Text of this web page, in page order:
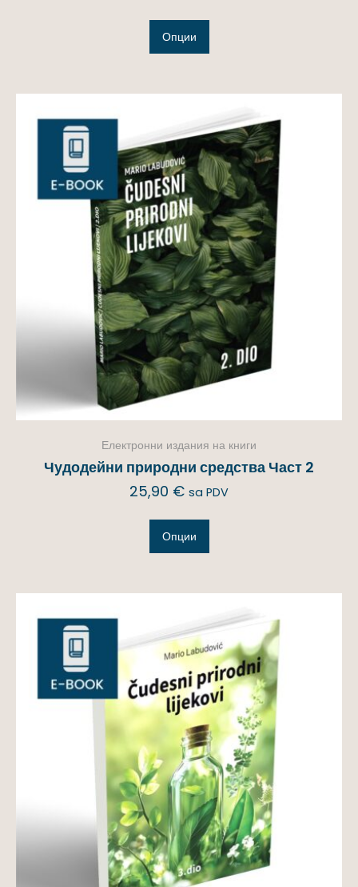
Опции
Електронни издания на книги
Чудодейни природни средства Част 2
25,90 € sa PDV
Опции